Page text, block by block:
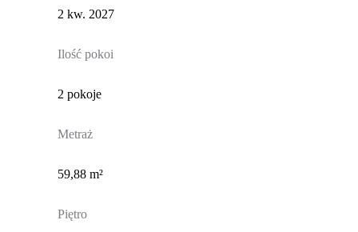
2 kw. 2027
Ilość pokoi
2 pokoje
Metraż
59,88 m²
Piętro